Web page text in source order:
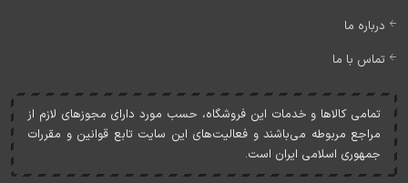
درباره ما
تماس با ما
تمامی کالاها و خدمات اين فروشگاه، حسب مورد دارای مجوزهای لازم از
مراجع مربوطه می‌باشند و فعاليت‌های اين سايت تابع قوانين و مقررات
جمهوری اسلامی ايران است.